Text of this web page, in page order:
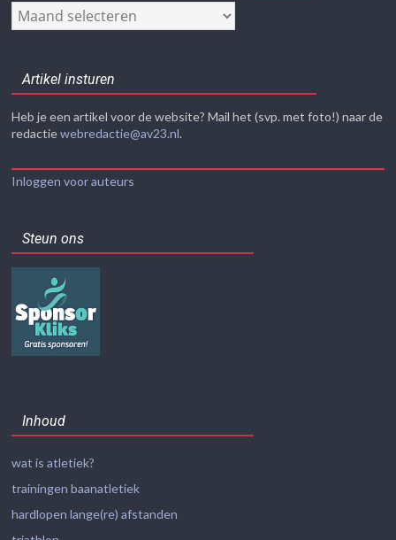
Nieuwsarchief
Artikel insturen
Heb je een artikel voor de website? Mail het (svp. met foto!) naar de
redactiewebredactie@av23.nl.
Inloggen voor auteurs
Steun ons
Inhoud
wat is atletiek?
trainingen baanatletiek
hardlopen lange(re) afstanden